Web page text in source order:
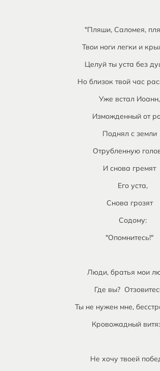
"Пляши, Саломея,
Твои ноги легки и
Целуй ты уста без
Но близок твой час
Уже встал Иоанн,
Изможденный от
Поднял с земли
Отрубленную
И снова гремят
Его уста,
Снова грозят
Содому:
"Опомнитесь!"
Люди, братья мои
Где вы?
Ты не нужен мне,
Кровожадный
Не хочу твоей